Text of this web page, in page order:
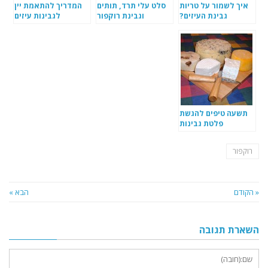
איך לשמור על טריות
גבינת העיזים?
סלט עלי תרד, תותים
וגבינת רוקפור
המדריך להתאמת יין
לגבינות עיזים
תשעה טיפים להגשת
פלטת גבינות
רוקפור
« הקודם הבא »
השארת תגובה